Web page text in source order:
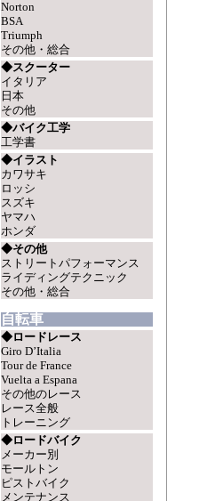
Norton
BSA
Triumph
その他・総合
◆スクーター
イタリア
日本
その他
◆バイク工学
工学書
◆イラスト
カワサキ
ロッシ
スズキ
ヤマハ
ホンダ
◆その他
ストリートパフォーマンス
ライディングテクニック
その他・総合
自転車
◆ロードレース
Giro D’Italia
Tour de France
Vuelta a Espana
その他のレース
レース全般
トレーニング
◆ロードバイク
メーカー別
モールトン
ピストバイク
メンテナンス